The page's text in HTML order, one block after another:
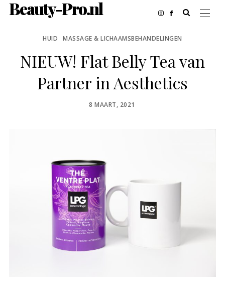
Beauty-Pro.nl
HUID MASSAGE & LICHAAMSBEHANDELINGEN
NIEUW! Flat Belly Tea van
Partner in Aesthetics
POSTED
8 MAART, 2021